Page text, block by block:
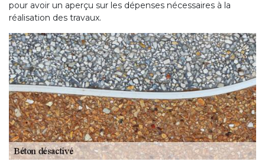
pour avoir un aperçu sur les dépenses nécessaires à la
réalisation des travaux.